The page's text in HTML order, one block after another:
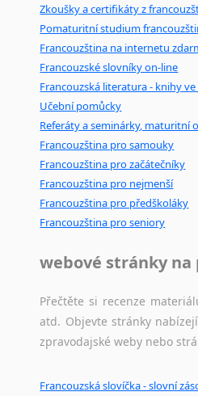
poradny a pravidla
Zkoušky a certifikáty z
Pomaturitní studium
Francouzština na internetu
Francouzské slovníky on-line
Francouzská literatura - knihy
Učební pomůcky
Referáty a seminárky, maturitní
Francouzština pro samouky
Francouzština pro začátečníky
Francouzština pro nejmenší
Francouzština pro předškoláky
Francouzština pro seniory
webové stránky
Přečtěte si recenze
atd. Objevte stránky
zpravodajské weby nebo
Francouzská slovíčka - slovní